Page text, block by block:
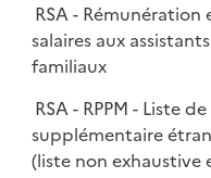
RSA -
salaires aux
familiaux
RSA - RPPM - Liste
supplémentaire
(liste non exhaustive